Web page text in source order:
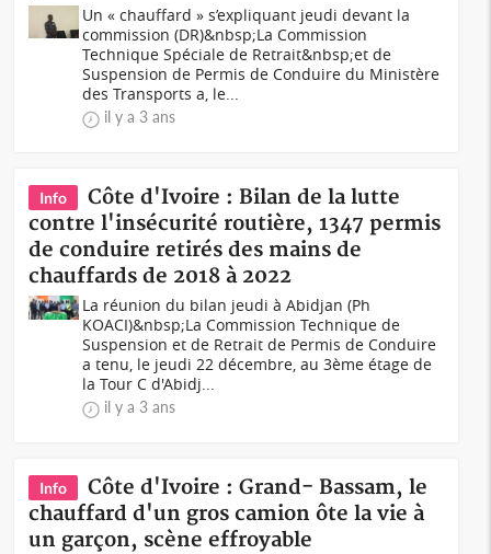
Un « chauffard » s’expliquant jeudi devant la
commission (DR)&nbsp;La Commission
Technique Spéciale de Retrait&nbsp;et de
Suspension de Permis de Conduire du Ministère
des Transports a, le...
il y a 3 ans
Info
Côte d'Ivoire : Bilan de la lutte
contre l'insécurité routière, 1347 permis
de conduire retirés des mains de
chauffards de 2018 à 2022
La réunion du bilan jeudi à Abidjan (Ph
KOACI)&nbsp;La Commission Technique de
Suspension et de Retrait de Permis de Conduire
a tenu, le jeudi 22 décembre, au 3ème étage de
la Tour C d'Abidj...
il y a 3 ans
Info
Côte d'Ivoire : Grand- Bassam, le
chauffard d'un gros camion ôte la vie à
un garçon, scène effroyable